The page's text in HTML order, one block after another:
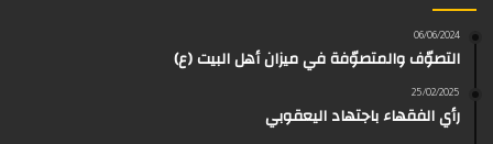
ب
06/06/2024
التصوّف والمتصوّفة في ميزان أهل البيت (ع)
25/02/2025
رأي الفقهاء باجتهاد اليعقوبي